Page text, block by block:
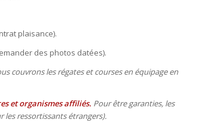
plaisance).
des photos datées).
couvrons les régates et courses en équipage en
et organismes affiliés. Pour être garanties, les
les ressortissants étrangers).